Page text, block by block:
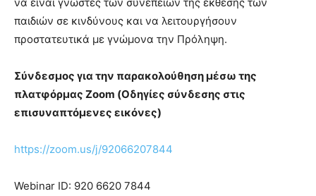
παιδιών σε κινδύνους και να λειτουργήσουν
προστατευτικά με γνώμονα την Πρόληψη.
Σύνδεσμος για την παρακολούθηση μέσω της
πλατφόρμας Zoom (Οδηγίες σύνδεσης στις
επισυναπτόμενες εικόνες)
https://zoom.us/j/92066207844
Webinar ID: 920 6620 7844